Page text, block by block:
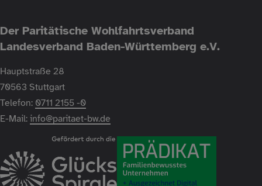
Der Paritätische Wohlfahrtsverband
Landesverband Baden-Württemberg e.V.
Hauptstraße 28
70563 Stuttgart
Telefon: 0711 2155 -0
E-Mail: info@paritaet-bw.de